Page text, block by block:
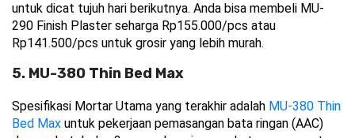
untuk dicat tujuh hari berikutnya. Anda bisa membeli MU-
290 Finish Plaster seharga Rp155.000/pcs atau
Rp141.500/pcs untuk grosir yang lebih murah.
5. MU-380 Thin Bed Max
Spesifikasi Mortar Utama yang terakhir adalah MU-380 Thin
Bed Max untuk pekerjaan pemasangan bata ringan (AAC)